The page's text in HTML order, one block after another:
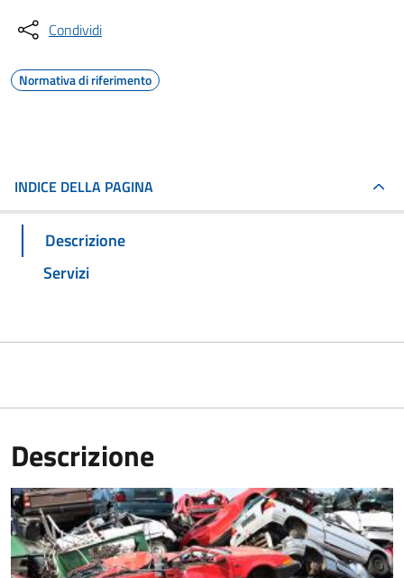
Condividi
Normativa di riferimento
INDICE DELLA PAGINA
Descrizione
Servizi
Descrizione